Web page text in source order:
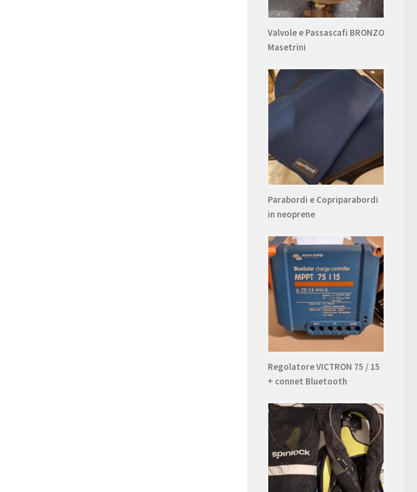
Valvole e Passascafi BRONZO
Masetrini
Parabordi e Copriparabordi
in neoprene
Regolatore VICTRON 75 / 15
+ connet Bluetooth